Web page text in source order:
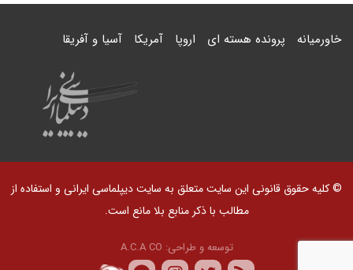
خاورمیانه پرونده هسته ای اروپا آمریکا آسیا و آفریقا
© کلیه حقوق قانونی این سایت متعلق به سایت دیپلماسی ایرانی و استفاده از
مطالب با ذکر منابع بلا مانع است.
توسعه و طراحی: A.C.A CO